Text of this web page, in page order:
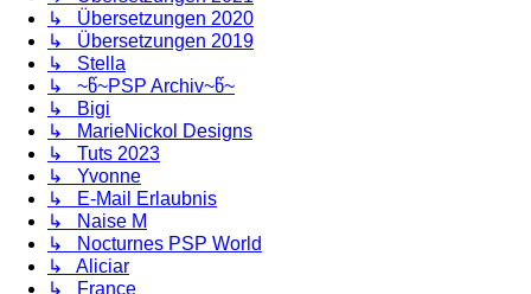
↳ Übersetzungen 2020
↳ Übersetzungen 2019
↳ Stella
↳ ~წ~PSP Archiv~წ~
↳ Bigi
↳ MarieNickol Designs
↳ Tuts 2023
↳ Yvonne
↳ E-Mail Erlaubnis
↳ Naise M
↳ Nocturnes PSP World
↳ Aliciar
↳ France